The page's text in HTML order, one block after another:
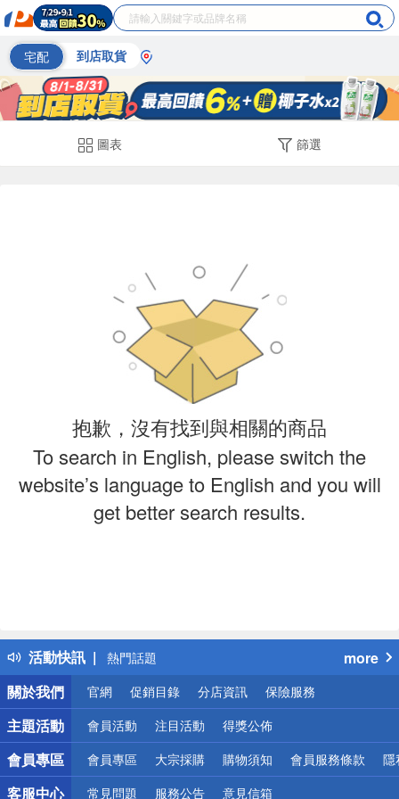
宅配 到店取貨
圖表 篩選
抱歉，沒有找到與相關的商品
To search in English, please switch the
website’s language to English and you will
get better search results.
活動快訊
得獎公告
熱門話題
銀行優惠
偏遠地區配送
詐騙網頁！請小心！
more
關於我們
官網 促銷目錄 分店資訊 保險服務
主題活動 會員活動 注目活動 得獎公佈
會員專區 會員專區 大宗採購 購物須知 會員服務條款 隱
客服中心 常見問題 服務公告 意見信箱